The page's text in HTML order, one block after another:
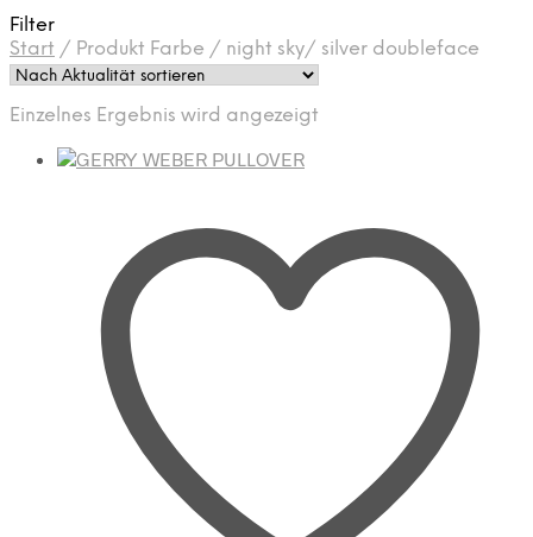
Filter
Start / Produkt Farbe / night sky/ silver doubleface
Einzelnes Ergebnis wird angezeigt